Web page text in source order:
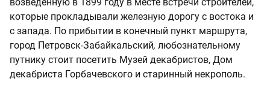
которые прокладывали железную дорогу с востока и
с запада. По прибытии в конечный пункт маршрута,
город Петровск-Забайкальский, любознательному
путнику стоит посетить Музей декабристов, Дом
декабриста Горбачевского и старинный некрополь.